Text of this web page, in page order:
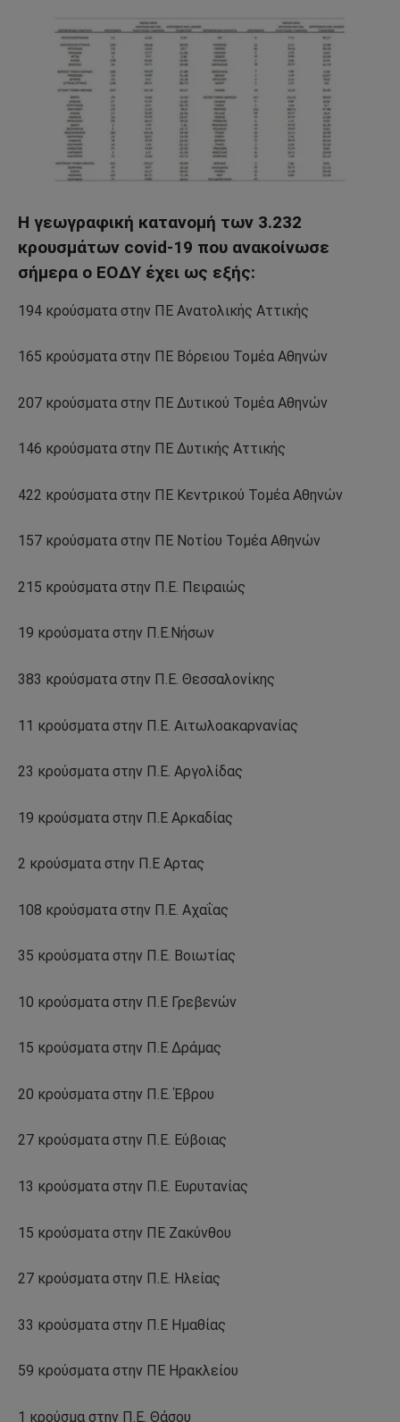
Η γεωγραφική κατανομή των 3.232
κρουσμάτων covid-19 που ανακοίνωσε
σήμερα ο ΕΟΔΥ έχει ως εξής:
194 κρούσματα στην ΠΕ Ανατολικής Αττικής
165 κρούσματα στην ΠΕ Βόρειου Τομέα Αθηνών
207 κρούσματα στην ΠΕ Δυτικού Τομέα Αθηνών
146 κρούσματα στην ΠΕ Δυτικής Αττικής
422 κρούσματα στην ΠΕ Κεντρικού Τομέα Αθηνών
157 κρούσματα στην ΠΕ Νοτίου Τομέα Αθηνών
215 κρούσματα στην Π.Ε. Πειραιώς
19 κρούσματα στην Π.Ε.Νήσων
383 κρούσματα στην Π.Ε. Θεσσαλονίκης
11 κρούσματα στην Π.Ε. Αιτωλοακαρνανίας
23 κρούσματα στην Π.Ε. Αργολίδας
19 κρούσματα στην Π.Ε Αρκαδίας
2 κρούσματα στην Π.Ε Αρτας
108 κρούσματα στην Π.Ε. Αχαΐας
35 κρούσματα στην Π.Ε. Βοιωτίας
10 κρούσματα στην Π.Ε Γρεβενών
15 κρούσματα στην Π.Ε Δράμας
20 κρούσματα στην Π.Ε. Έβρου
27 κρούσματα στην Π.Ε. Εύβοιας
13 κρούσματα στην Π.Ε. Ευρυτανίας
15 κρούσματα στην ΠΕ Ζακύνθου
27 κρούσματα στην Π.Ε. Ηλείας
33 κρούσματα στην Π.Ε Ημαθίας
59 κρούσματα στην ΠΕ Ηρακλείου
1 κρούσμα στην Π.Ε. Θάσου